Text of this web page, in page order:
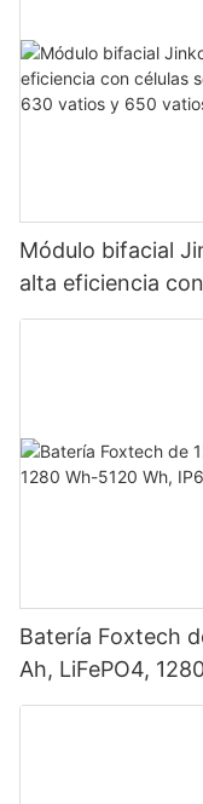
Módulo bifacial
alta eficiencia
vatios, 620
Batería Foxtech
Ah, LiFePO4,